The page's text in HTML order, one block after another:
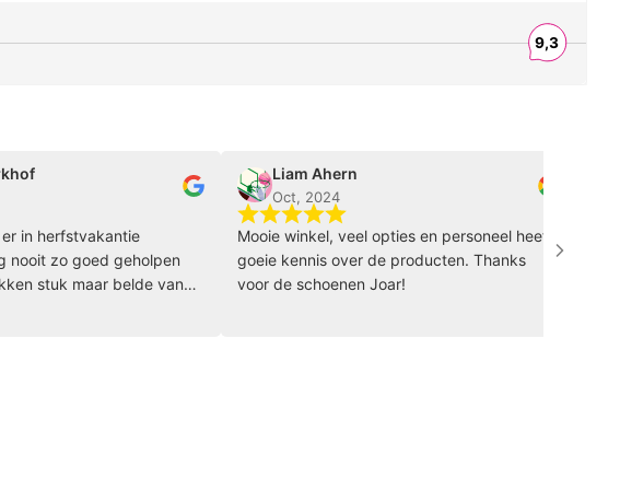
goed geholpen
maar belde van
Liam Ahern
Oct, 2024
Mooie winkel, veel opties en personeel heeft
goeie kennis over de producten. Thanks
voor de schoenen Joar!
idee om